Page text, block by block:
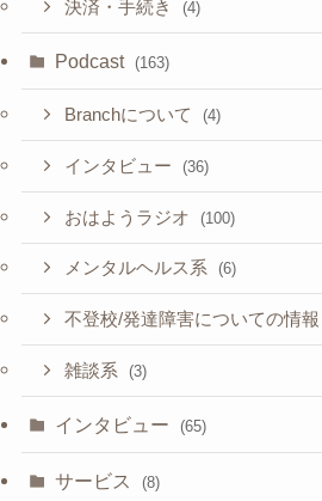
決済・手続き (4)
Podcast (163)
Branchについて (4)
インタビュー (36)
おはようラジオ (100)
メンタルヘルス系 (6)
不登校/発達障害についての情報
雑談系 (3)
インタビュー (65)
サービス (8)